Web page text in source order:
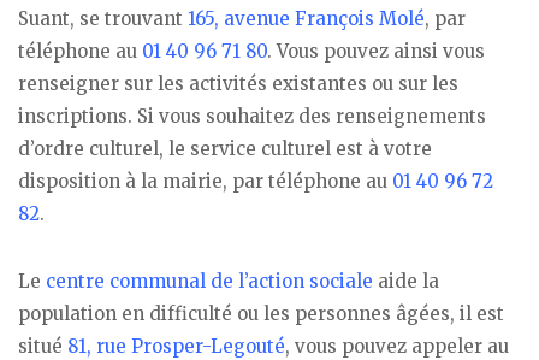
Suant, se trouvant 165, avenue François Molé, par
téléphone au 01 40 96 71 80. Vous pouvez ainsi vous
renseigner sur les activités existantes ou sur les
inscriptions. Si vous souhaitez des renseignements
d’ordre culturel, le service culturel est à votre
disposition à la mairie, par téléphone au 01 40 96 72
82.
Le centre communal de l’action sociale aide la
population en difficulté ou les personnes âgées, il est
situé 81, rue Prosper-Legouté, vous pouvez appeler au